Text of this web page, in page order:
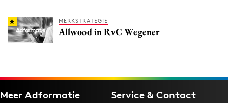
MERKSTRATEGIE
Allwood in RvC Wegener
Meer Adformatie Service & Contact